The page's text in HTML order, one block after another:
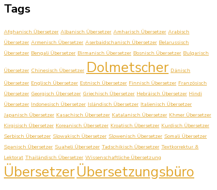
Tags
Afghanisch Übersetzer Albanisch Übersetzer Amharisch Übersetzer Arabisch
Übersetzer Armenisch Übersetzer Aserbaidschanisch Übersetzer Belarussisch
Übersetzer Bengali Übersetzer Birmanisch Übersetzer Bosnisch Übersetzer Bulgarisch
Übersetzer Chinesisch Übersetzer Dolmetscher Dänisch
Übersetzer Englisch Übersetzer Estnisch Übersetzer Finnisch Übersetzer Französisch
Übersetzer Georgisch Übersetzer Griechisch Übersetzer Hebräisch Übersetzer Hindi
Übersetzer Indonesisch Übersetzer Isländisch Übersetzer Italienisch Übersetzer
Japanisch Übersetzer Kasachisch Übersetzer Katalanisch Übersetzer Khmer Übersetzer
Kirgisisch Übersetzer Koreanisch Übersetzer Kroatisch Übersetzer Kurdisch Übersetzer
Serbisch Übersetzer Slowakisch Übersetzer Slowenisch Übersetzer Somali Übersetzer
Spanisch Übersetzer Suaheli Übersetzer Tadschikisch Übersetzer Textkorrektur &
Lektorat Thailändisch Übersetzer Wissenschaftliche Übersetzung
ÜbersetzerÜbersetzungsbüro